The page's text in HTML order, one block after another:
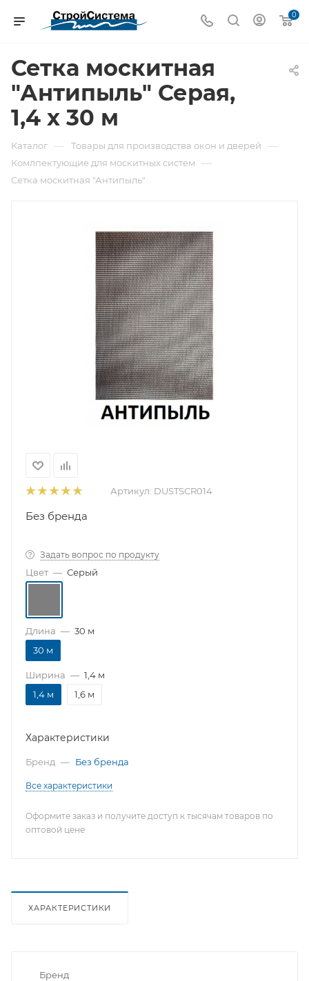
0
Сетка москитная
"Антипыль" Серая,
1,4 х 30 м
Каталог — Товары для производства окон и дверей —
Комлпектующие для москитных систем —
Сетка москитная "Антипыль"
Артикул: DUSTSCR014
Без бренда
Задать вопрос по продукту
Цвет — Серый
Длина — 30 м
30 м
Ширина — 1,4 м
1,4 м
1,6 м
Характеристики
Бренд — Без бренда
Все характеристики
Оформите заказ и получите доступ к тысячам товаров по
оптовой цене
ХАРАКТЕРИСТИКИ
Бренд